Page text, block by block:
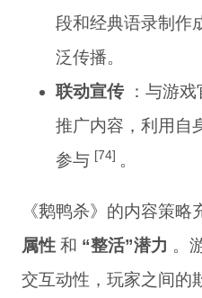
段和经典语录制作
泛传播。
联动宣传 ：与游
推广内容，利用自
参与 [74] 。
《鹅鸭杀》的内容策略
属性 和 “整活”潜力 。
交互动性，玩家之间的